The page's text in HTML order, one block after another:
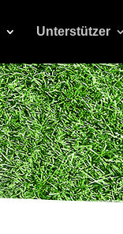
Unterstützer